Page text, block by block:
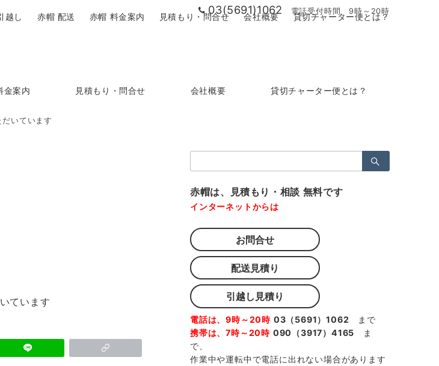
03(5691)1062 電話受付時間 9時～20時
金案内 見積もり・問合せ 会社概要 貸切チャーター便とは？
越し 赤帽 配送 赤帽 料金案内 見積もり・問合せ 会社概要 貸切チャーター便とは？
いています
ています
索：
赤帽は、見積もり・相談 無料です
インターネットからは
お問合せ
配送見積り
引越し見積り
電話は、9時～20時 03（5691）1062 まで
携帯は、7時～20時 090（3917）4165 ま
で、
作業中や運転中で電話に出れない場合があります